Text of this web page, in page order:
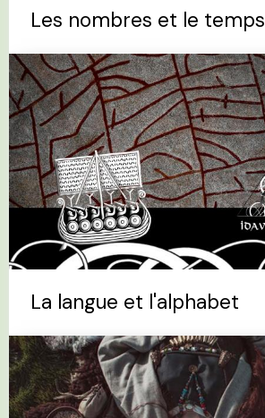
Les nombres et le temps
La langue et l'alphabet